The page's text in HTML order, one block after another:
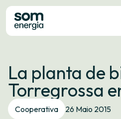
Tarifas
Servizos
Empresas
La cooperativa
La planta de
Torregrossa
Cooperativa 26 Maio 2015